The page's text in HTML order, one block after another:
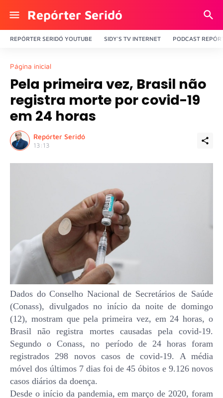
Repórter Seridó
REPÓRTER SERIDÓ YOUTUBE SIDY'S TV INTERNET PODCAST
Página inicial
Pela primeira vez, Brasil não
registra morte por covid-19
em 24 horas
Repórter Seridó
13:13
Dados do Conselho Nacional de Secretários de Saúde
(Conass), divulgados no início da noite de domingo
(12), mostram que pela primeira vez, em 24 horas, o
Brasil não registra mortes causadas pela covid-19.
Segundo o Conass, no período de 24 horas foram
registrados 298 novos casos de covid-19. A média
móvel dos últimos 7 dias foi de 45 óbitos e 9.126 novos
casos diários da doença.
Desde o início da pandemia, em março de 2020, foram